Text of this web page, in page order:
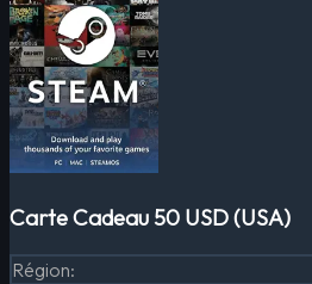
Carte Cadeau 50 USD (USA)
Région: